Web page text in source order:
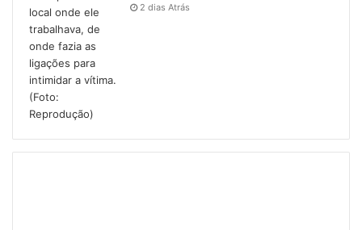
2 dias Atrás